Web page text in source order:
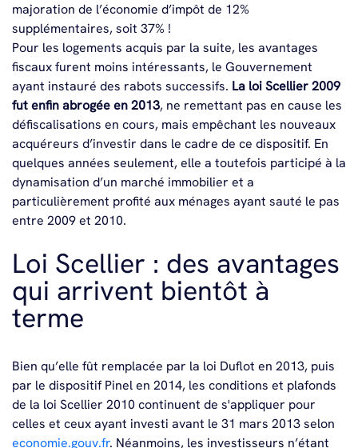
majoration de l’économie d’impôt de 12%
supplémentaires, soit 37% !
Pour les logements acquis par la suite, les avantages
fiscaux furent moins intéressants, le Gouvernement
ayant instauré des rabots successifs. La loi Scellier 2009
fut enfin abrogée en 2013, ne remettant pas en cause les
défiscalisations en cours, mais empêchant les nouveaux
acquéreurs d’investir dans le cadre de ce dispositif. En
quelques années seulement, elle a toutefois participé à la
dynamisation d’un marché immobilier et a
particulièrement profité aux ménages ayant sauté le pas
entre 2009 et 2010.
Loi Scellier : des avantages
qui arrivent bientôt à
terme
Bien qu’elle fût remplacée par la loi Duflot en 2013, puis
par le dispositif Pinel en 2014, les conditions et plafonds
de la loi Scellier 2010 continuent de s'appliquer pour
celles et ceux ayant investi avant le 31 mars 2013 selon
economie.gouv.fr. Néanmoins, les investisseurs n’étant